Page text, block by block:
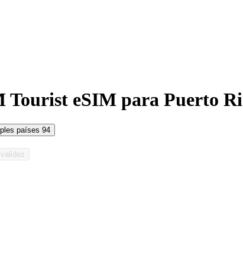
Tourist eSIM para Puerto
países 94